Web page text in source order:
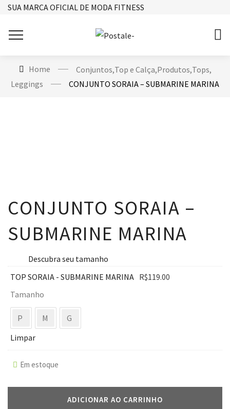
SUA MARCA OFICIAL DE MODA FITNESS
Home Conjuntos,Top e Calça,Produtos,Tops,
Leggings
CONJUNTO SORAIA – SUBMARINE MARINA
CONJUNTO SORAIA –
SUBMARINE MARINA
Descubra seu tamanho
TOP SORAIA - SUBMARINE MARINA R$119.00
Tamanho
P M
G
Limpar
Em estoque
ADICIONAR AO CARRINHO